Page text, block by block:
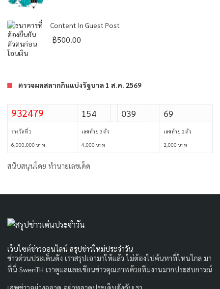
Content In Guest Post
฿500.00
ตรวจผลสลากกินแบ่งรัฐบาล 1 ส.ค. 2569
932479 154 039 69
รางวัลที่ 1
6,000,000 บาท
เลขท้าย 3 ตัว
4,000 บาท
เลขท้าย 2 ตัว
2,000 บาท
สนับสนุนโดย ทำนายเลขเด็ด
เว็บไซต์ข่าวออนไลน์ สรุปข่าวใหม่ประจำวัน
ข่าวด่วนประเด็นดัง เราสรุปเอามาให้แล้ว ไม่ต้องไปค้นหาที่ไหนไกล มา
ที่นี่ SwenTH เราดูแลและเขียนข่าวคุณภาพด้วยทีมงานมากประสบการณ์